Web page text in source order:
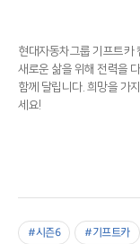
현대자동차그룹 기프트카
새로운 삶을 위해 전력을
함께 달립니다. 희망을 가
세요!
#시즌6 #기프트카